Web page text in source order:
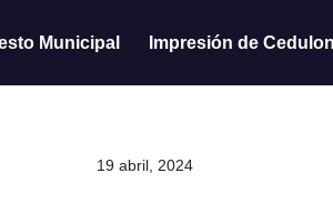
Municipal Impresión de
19 abril, 2024